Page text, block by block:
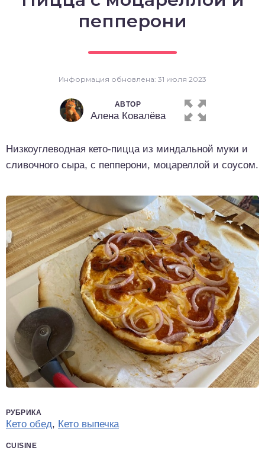
пепперони
Информация обновлена: 31 июля 2023
АВТОР
Алена Ковалёва
Низкоуглеводная кето-пицца из миндальной муки и
сливочного сыра, с пепперони, моцареллой и соусом.
РУБРИКА
Кето обед, Кето выпечка
CUISINE